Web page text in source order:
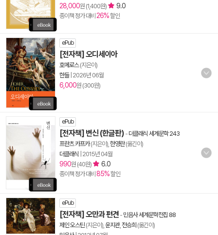
28,000원 (1,400원) 9.0
종이책 정가 대비 26%할인
ePub
[전자책] 오디세이아
호메로스(지은이)
한들| 2026년 06월
6,000원 (300원)
ePub
[전자책] 변신 (한글판) - 더클래식 세계문학 243
프란츠 카프카(지은이), 한영란(옮긴이)
더클래식 2015년 04월
990원 (40원) 6.0
종이책 정가 대비 85%할인
ePub
[전자책] 오만과 편견 - 민음사 세계문학전집 88
제인 오스틴 (지은이), 윤지관, 전승희 (옮긴이)